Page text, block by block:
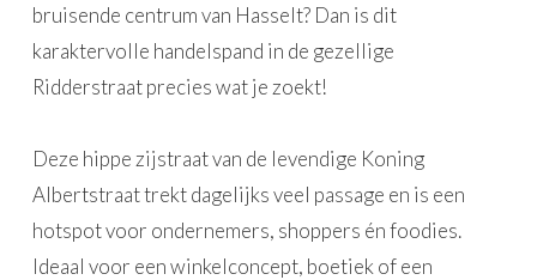
bruisende centrum van Hasselt? Dan is dit
karaktervolle handelspand in de gezellige
Ridderstraat precies wat je zoekt!
Deze hippe zijstraat van de levendige Koning
Albertstraat trekt dagelijks veel passage en is een
hotspot voor ondernemers, shoppers én foodies.
Ideaal voor een winkelconcept, boetiek of een